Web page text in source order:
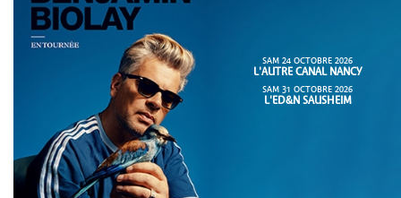
SAM 24 OCTOBRE 2026
L'AUTRE CANAL NANCY
SAM 31 OCTOBRE 2026
L'ED&N SAUSHEIM